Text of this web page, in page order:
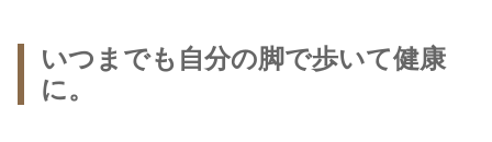
いつまでも自分の脚で歩いて健康
に。